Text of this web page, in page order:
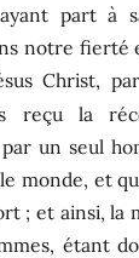
part à
notre fierté
Christ,
reçu la
un seul
monde, et
; et ainsi, la
étant